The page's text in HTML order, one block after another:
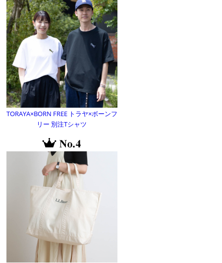
TORAYA×BORN FREE トラヤ×ボーンフ
リー 別注Tシャツ